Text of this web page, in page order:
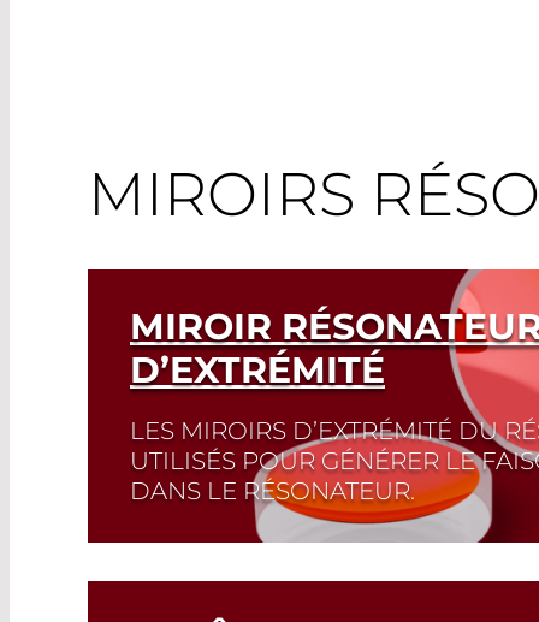
MIROIRS
MIROIR
D’EXTRÉMITÉ
LES MIROIRS D’EXTRÉMITÉ DU
UTILISÉS POUR GÉNÉRER LE
DANS LE RÉSONATEUR.
Un miroir d’extrémité du résonateur,